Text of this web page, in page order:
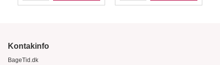
Kontakinfo
BageTid.dk